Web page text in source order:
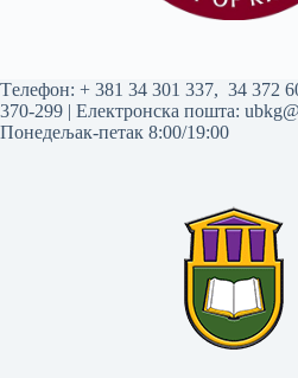
Tелефон: + 381 34 301 337, 34 372
370-299 | Електронска пошта:
Понедељак-петак 8:00/19:00